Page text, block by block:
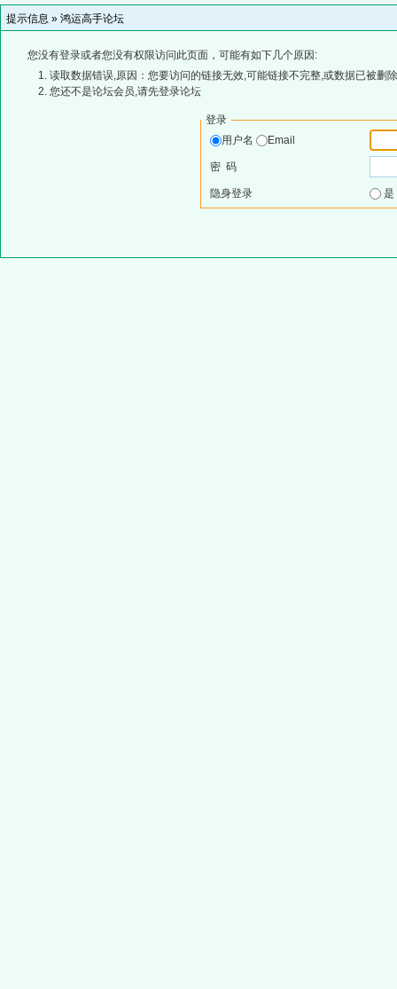
提示信息 » 鸿运高手论坛
您没有登录或者您没有权限访问此页面，可能有如下几个原因:
读取数据错误,原因：您要访问的链接无效,可能链接不完整,或数据已被删
您还不是论坛会员,请先登录论坛
登录
用户名
Email
密 码
隐身登录